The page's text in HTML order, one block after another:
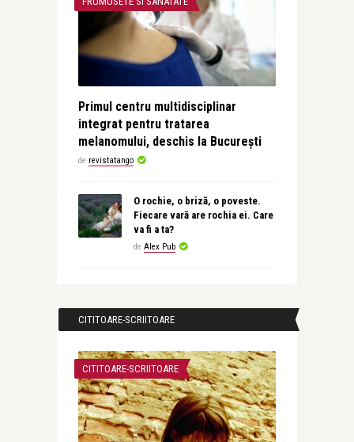
Primul centru multidisciplinar
integrat pentru tratarea
melanomului, deschis la București
de revistatango
O rochie, o briză, o poveste.
Fiecare vară are rochia ei. Care
va fi a ta?
de Alex Pub
CITITOARE-SCRIITOARE
CITITOARE-SCRIITOARE